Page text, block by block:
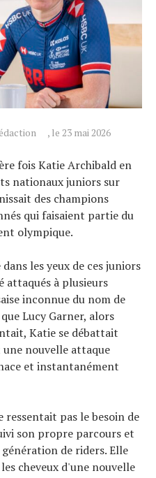
, le 23 mai 2026
fois Katie Archibald en
nationaux juniors sur
des champions
qui faisaient partie du
olympique.
les yeux de ces juniors
attaqués à plusieurs
inconnue du nom de
Lucy Garner, alors
Katie se débattait
nouvelle attaque
et instantanément
pas le besoin de
son propre parcours et
de riders. Elle
cheveux d'une nouvelle